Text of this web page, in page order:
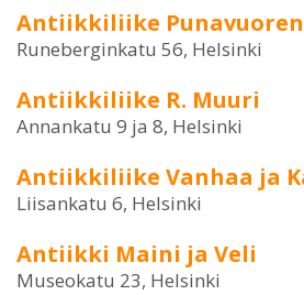
Antiikkiliike
Runeberginkatu 56, Helsinki
Antiikkiliike R. Muuri
Annankatu 9 ja 8, Helsinki
Antiikkiliike Vanhaa ja
Liisankatu 6, Helsinki
Antiikki Maini ja Veli
Museokatu 23, Helsinki